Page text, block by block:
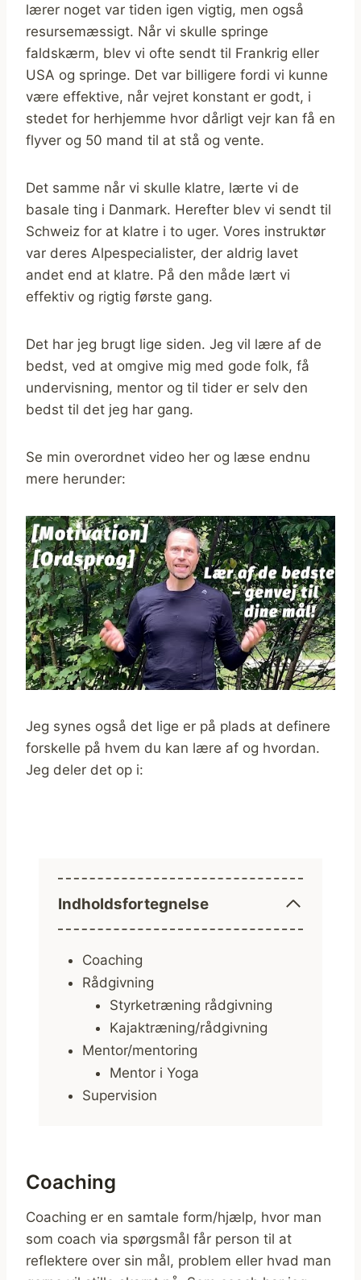
lærer noget var tiden igen vigtig, men også
resursemæssigt. Når vi skulle springe
faldskærm, blev vi ofte sendt til Frankrig eller
USA og springe. Det var billigere fordi vi kunne
være effektive, når vejret konstant er godt, i
stedet for herhjemme hvor dårligt vejr kan få en
flyver og 50 mand til at stå og vente.
Det samme når vi skulle klatre, lærte vi de
basale ting i Danmark. Herefter blev vi sendt til
Schweiz for at klatre i to uger. Vores instruktør
var deres Alpespecialister, der aldrig lavet
andet end at klatre. På den måde lært vi
effektiv og rigtig første gang.
Det har jeg brugt lige siden. Jeg vil lære af de
bedst, ved at omgive mig med gode folk, få
undervisning, mentor og til tider er selv den
bedst til det jeg har gang.
Se min overordnet video her og læse endnu
mere herunder:
Jeg synes også det lige er på plads at definere
forskelle på hvem du kan lære af og hvordan.
Jeg deler det op i:
Indholdsfortegnelse
Coaching
Rådgivning
Styrketræning rådgivning
Kajaktræning/rådgivning
Mentor/mentoring
Mentor i Yoga
Supervision
Coaching
Coaching er en samtale form/hjælp, hvor man
som coach via spørgsmål får person til at
reflektere over sin mål, problem eller hvad man